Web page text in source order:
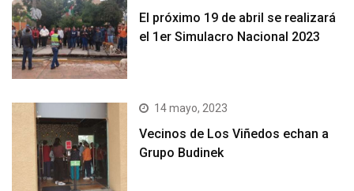
El próximo 19 de abril se realizará
el 1er Simulacro Nacional 2023
14 mayo, 2023
Vecinos de Los Viñedos echan a
Grupo Budinek